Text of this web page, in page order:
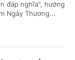
đáp nghĩa", hướng
Ngày Thương...